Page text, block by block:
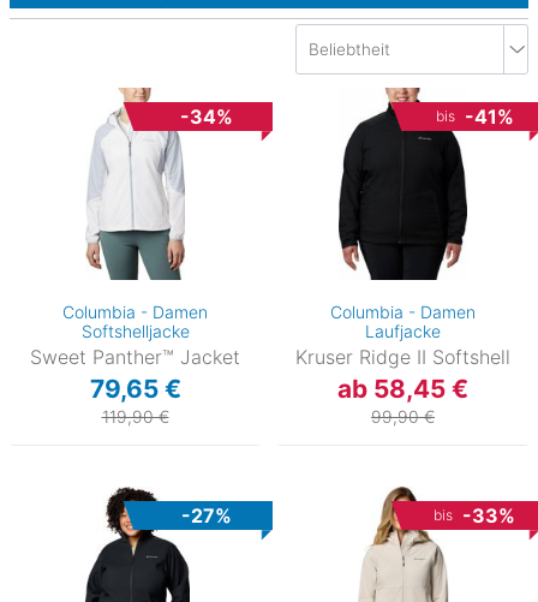
-34%
Columbia - Damen
Softshelljacke
Sweet Panther™ Jacket
79,65 €
119,90 €
bis -41%
Columbia - Damen
Laufjacke
Kruser Ridge II Softshell
ab 58,45 €
99,90 €
-27% bis -33%